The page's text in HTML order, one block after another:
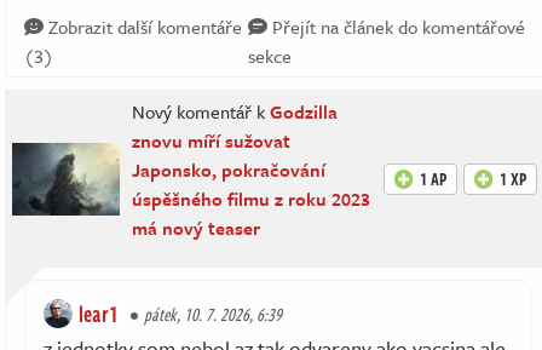
Zobrazit další komentáře
(3)
Přejít na článek do komentářové
sekce
Nový komentář kGodzilla
znovu míří sužovat
Japonsko, pokračování
úspěšného filmu z roku 2023
má nový teaser
1 AP 1 XP
lear1 pátek, 10. 7. 2026, 6:39